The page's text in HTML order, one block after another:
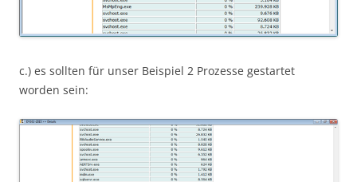
c.) es sollten für unser Beispiel 2 Prozesse gestartet
worden sein: